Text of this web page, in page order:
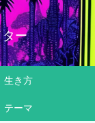
ー
生き方
テーマ